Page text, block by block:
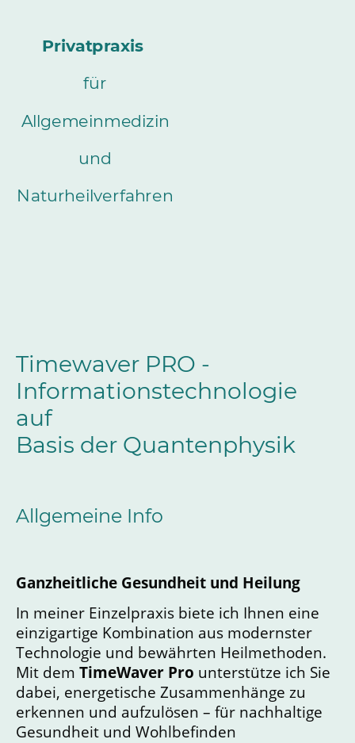
Privatpraxis
für
Allgemeinmedizin
und
Naturheilverfahren
Timewaver PRO -
Informationstechnologie
auf
Basis der Quantenphysik
Allgemeine Info
Ganzheitliche Gesundheit und Heilung
In meiner Einzelpraxis biete ich Ihnen eine
einzigartige Kombination aus modernster
Technologie und bewährten Heilmethoden.
Mit dem TimeWaver Pro unterstütze ich Sie
dabei, energetische Zusammenhänge zu
erkennen und aufzulösen – für nachhaltige
Gesundheit und Wohlbefinden